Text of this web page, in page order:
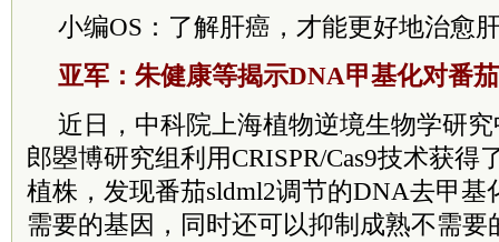
小编OS：了解肝癌，才能更好地治愈
亚军：朱健康等揭示DNA甲基化对番
近日，中科院上海植物逆境生物学研
郎曌博研究组利用CRISPR/Cas9技术获得
植株，发现番茄sldml2调节的DNA去甲基
需要的基因，同时还可以抑制成熟不需要